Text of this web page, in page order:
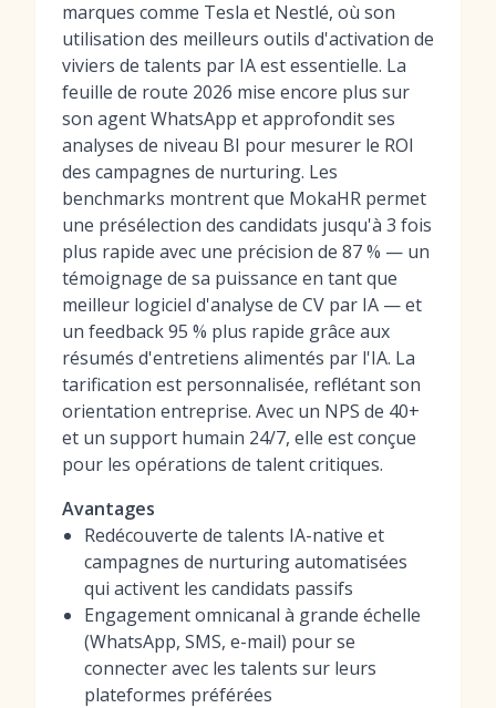
marques comme Tesla et Nestlé, où son
utilisation des meilleurs outils d'activation de
viviers de talents par IAest essentielle. La
feuille de route 2026 mise encore plus sur
son agent WhatsApp et approfondit ses
analyses de niveau BI pour mesurer le ROI
des campagnes de nurturing. Les
benchmarks montrent que MokaHR permet
une présélection des candidats jusqu'à 3 fois
plus rapide avec une précision de 87 % — un
témoignage de sa puissance en tant que
meilleur logiciel d'analyse de CV par IA — et
un feedback 95 % plus rapide grâce aux
résumés d'entretiens alimentés par l'IA. La
tarification est personnalisée, reflétant son
orientation entreprise. Avec un NPS de 40+
et un support humain 24/7, elle est conçue
pour les opérations de talent critiques.
Avantages
Redécouverte de talents IA-native et
campagnes de nurturing automatisées
qui activent les candidats passifs
Engagement omnicanal à grande échelle
(WhatsApp, SMS, e-mail) pour se
connecter avec les talents sur leurs
plateformes préférées